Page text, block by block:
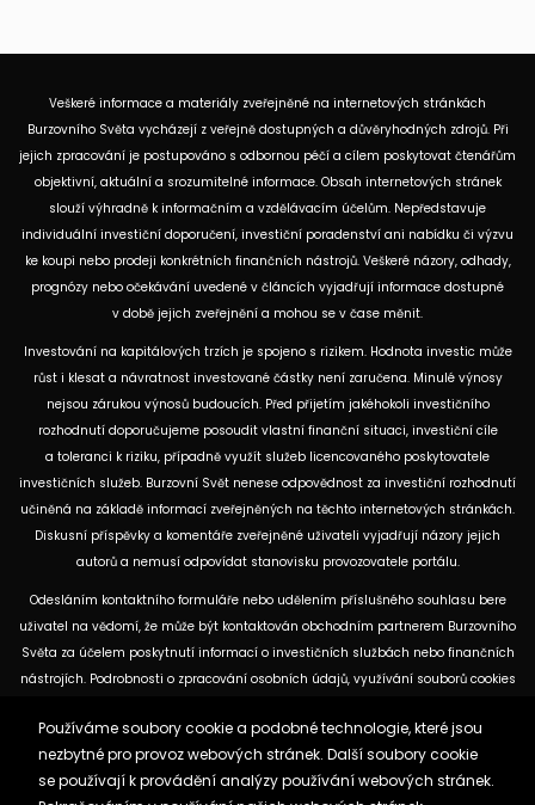
Veškeré informace a materiály zveřejněné na internetových stránkách
Burzovního Světa vycházejí z veřejně dostupných a důvěryhodných zdrojů. Při
jejich zpracování je postupováno s odbornou péčí a cílem poskytovat čtenářům
objektivní, aktuální a srozumitelné informace. Obsah internetových stránek
slouží výhradně k informačním a vzdělávacím účelům. Nepředstavuje
individuální investiční doporučení, investiční poradenství ani nabídku či výzvu
ke koupi nebo prodeji konkrétních finančních nástrojů. Veškeré názory, odhady,
prognózy nebo očekávání uvedené v článcích vyjadřují informace dostupné
v době jejich zveřejnění a mohou se v čase měnit.
Investování na kapitálových trzích je spojeno s rizikem. Hodnota investic může
růst i klesat a návratnost investované částky není zaručena. Minulé výnosy
nejsou zárukou výnosů budoucích. Před přijetím jakéhokoli investičního
rozhodnutí doporučujeme posoudit vlastní finanční situaci, investiční cíle
a toleranci k riziku, případně využít služeb licencovaného poskytovatele
investičních služeb. Burzovní Svět nenese odpovědnost za investiční rozhodnutí
učiněná na základě informací zveřejněných na těchto internetových stránkách.
Diskusní příspěvky a komentáře zveřejněné uživateli vyjadřují názory jejich
autorů a nemusí odpovídat stanovisku provozovatele portálu.
Odesláním kontaktního formuláře nebo udělením příslušného souhlasu bere
uživatel na vědomí, že může být kontaktován obchodním partnerem Burzovního
Světa za účelem poskytnutí informací o investičních službách nebo finančních
nástrojích. Podrobnosti o zpracování osobních údajů, využívání souborů cookies
dostupných na těchto internetových stránkách. U jednotlivých článků mohou
být uvedeny informace o použitých zdrojích, datu původní analýzy nebo datu,
ke kterému se vztahují uvedené tržní údaje.
Používáme soubory cookie a podobné technologie, které jsou
nezbytné pro provoz webových stránek. Další soubory cookie
se používají k provádění analýzy používání webových stránek.